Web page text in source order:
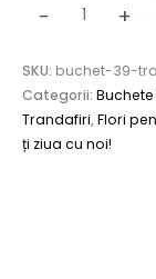
- +
SKU: buchet-39-
Categorii:
Trandafiri,Flori
ți ziua cu noi!